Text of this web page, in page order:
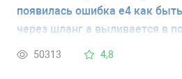
появилась ошибка е4 как
через шланг а выливается в
50313 4,8